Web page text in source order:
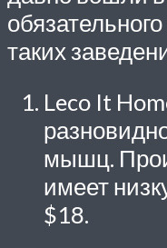
таких
Leco It
мышц.
имеет
$18.